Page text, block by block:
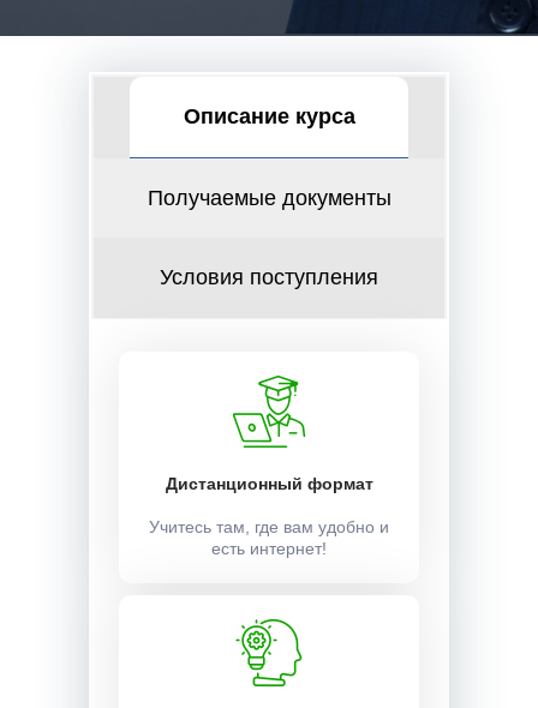
Описание курса
Получаемые документы
Условия поступления
Дистанционный формат
Учитесь там, где вам удобно и
есть интернет!